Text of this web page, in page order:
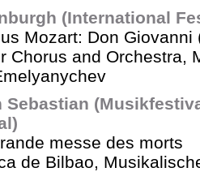
(International
Mozart: Don Giovanni
Chorus and Orchestra,
Sebastian
messe des morts
de Bilbao,